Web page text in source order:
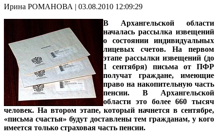
Ирина РОМАНОВА | 03.08.2010 12:09:29
В Архангельской области
началась рассылка извещений
о состоянии индивидуальных
лицевых счетов. На первом
этапе рассылки извещений (до
1 сентября) письма от ПФР
получат граждане, имеющие
право на накопительную часть
пенсии. В Архангельской
области это более 660 тысяч
человек. На втором этапе, который начнется в сентябре,
«письма счастья» будут доставлены тем гражданам, у кого
имеется только страховая часть пенсии.